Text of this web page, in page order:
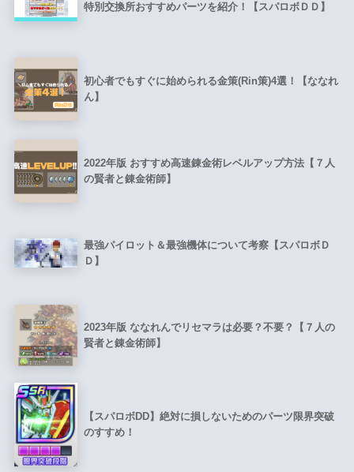
特別交換所おすすめパーツを紹介！【スパロボＤＤ】
初心者でもすぐに始められる金策(Rin策)4選！【ななれ
ん】
2022年版 おすすめ高速錬金術レベルアップ方法【７人
の賢者と錬金術師】
最強パイロット＆最強機体について考察【スパロボＤ
Ｄ】
2023年版 ななれんでリセマラは必要？不要？【７人の
賢者と錬金術師】
【スパロボDD】絶対に損しないためのパーツ限界突破
のすすめ！